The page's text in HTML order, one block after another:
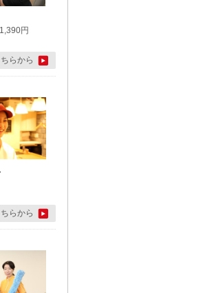
円
らから
らから